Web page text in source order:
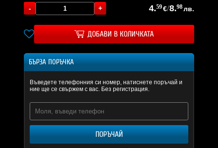
4.59€/8.98лв.
ДОБАВИ В КОЛИЧКАТА
БЪРЗА ПОРЪЧКА
Въведете телефонния си номер, натиснете поръчай и
ние ще се свържем с вас. Без регистрация.
ПОРЪЧАЙ